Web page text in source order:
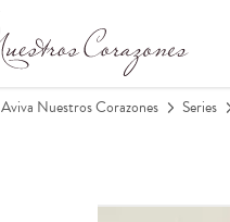
Aviva Nuestros Corazones Series